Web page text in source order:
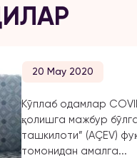
20 May 2020
Кўплаб одамлар
қолишга мажбур
ташкилоти” (AÇEV)
томонидан амалга...